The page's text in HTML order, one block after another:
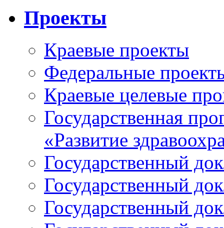
Проекты
Краевые проекты
Федеральные
Краевые целевые
Государственная
«Развитие
Государственный
Государственный
Государственный